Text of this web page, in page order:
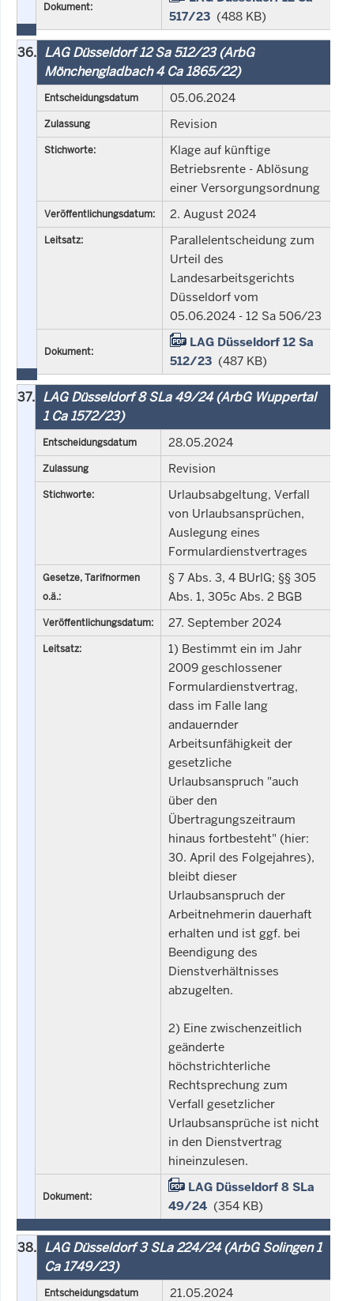
Dokument:
517/23 (488 KB)
36. LAG Düsseldorf 12 Sa 512/23 (ArbG
Mönchengladbach 4 Ca 1865/22)
Entscheidungsdatum 05.06.2024
Zulassung Revision
Stichworte:
Klage auf künftige
Betriebsrente - Ablösung
einer Versorgungsordnung
Veröffentlichungsdatum: 2. August 2024
Leitsatz:
Parallelentscheidung zum
Urteil des
Landesarbeitsgerichts
Düsseldorf vom
05.06.2024 - 12 Sa 506/23
Dokument:
LAG Düsseldorf 12 Sa
512/23 (487 KB)
37. LAG Düsseldorf 8 SLa 49/24 (ArbG Wuppertal
1 Ca 1572/23)
Entscheidungsdatum 28.05.2024
Zulassung Revision
Stichworte:
Urlaubsabgeltung, Verfall
von Urlaubsansprüchen,
Auslegung eines
Formulardienstvertrages
Gesetze, Tarifnormen
o.ä.:
§ 7 Abs. 3, 4 BUrlG; §§ 305
Abs. 1, 305c Abs. 2 BGB
Veröffentlichungsdatum: 27. September 2024
Leitsatz:
1) Bestimmt ein im Jahr
2009 geschlossener
Formulardienstvertrag,
dass im Falle lang
andauernder
Arbeitsunfähigkeit der
gesetzliche
Urlaubsanspruch "auch
über den
Übertragungszeitraum
hinaus fortbesteht" (hier:
30. April des Folgejahres),
bleibt dieser
Urlaubsanspruch der
Arbeitnehmerin dauerhaft
erhalten und ist ggf. bei
Beendigung des
Dienstverhältnisses
abzugelten.
2) Eine zwischenzeitlich
geänderte
höchstrichterliche
Rechtsprechung zum
Verfall gesetzlicher
Urlaubsansprüche ist nicht
in den Dienstvertrag
hineinzulesen.
Dokument:
LAG Düsseldorf 8 SLa
49/24 (354 KB)
38. LAG Düsseldorf 3 SLa 224/24 (ArbG Solingen 1
Ca 1749/23)
Entscheidungsdatum 21.05.2024